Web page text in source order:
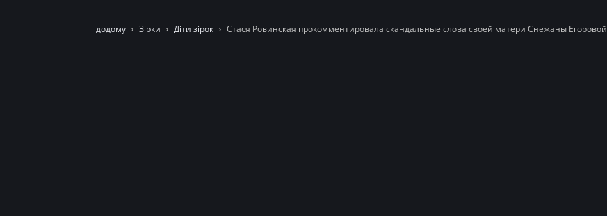
додому Зірки Діти зірок Стася Ровинская прокомментировала скандальные слова своей матери Снежаны Егоровой